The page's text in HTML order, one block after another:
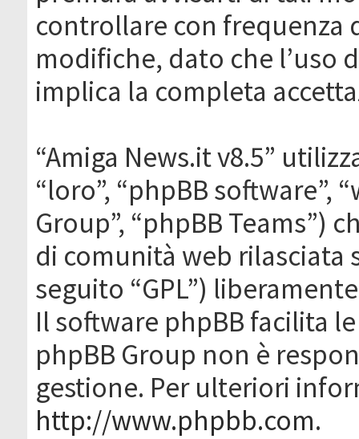
controllare con frequenza
modifiche, dato che l’uso
implica la completa
“Amiga News.it v8.5”
“loro”, “phpBB software”,
Group”, “phpBB Teams”)
di comunità web rilasciata
seguito “GPL”)
Il software phpBB facilita
phpBB Group non è
gestione. Per ulteriori
http://www.phpbb.com.